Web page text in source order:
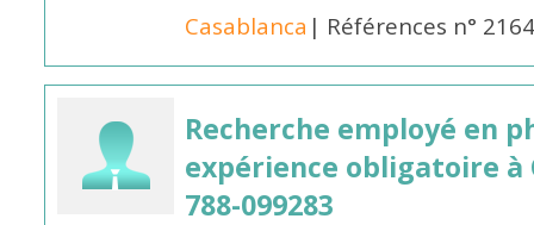
Casablanca | Références n°
Recherche employé en
expérience obligatoire à
788-099283